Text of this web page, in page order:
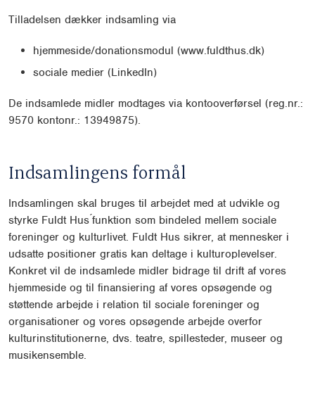
Tilladelsen dækker indsamling via
hjemmeside/donationsmodul (www.fuldthus.dk)
sociale medier (LinkedIn)
De indsamlede midler modtages via kontooverførsel (reg.nr.:
9570 kontonr.: 13949875).
Indsamlingens formål
Indsamlingen skal bruges til arbejdet med at udvikle og
styrke Fuldt Hus ́funktion som bindeled mellem sociale
foreninger og kulturlivet. Fuldt Hus sikrer, at mennesker i
udsatte positioner gratis kan deltage i kulturoplevelser.
Konkret vil de indsamlede midler bidrage til drift af vores
hjemmeside og til finansiering af vores opsøgende og
støttende arbejde i relation til sociale foreninger og
organisationer og vores opsøgende arbejde overfor
kulturinstitutionerne, dvs. teatre, spillesteder, museer og
musikensemble.